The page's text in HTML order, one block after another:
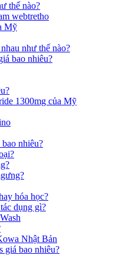
thế nào?
webtretho
Mỹ
như thế nào?
bao nhiêu?
1300mg của Mỹ
nhiêu?
hóa học?
dụng gì?
Nhật Bản
giá bao nhiêu?